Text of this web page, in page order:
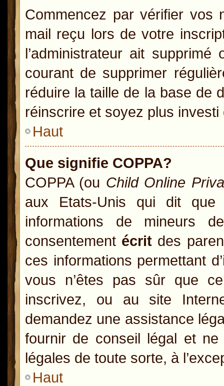
Commencez par vérifier vos
mail reçu lors de votre
l’administrateur ait
courant de supprimer
réduire la taille de la base de
réinscrire et soyez plus
Haut
Que signifie COPPA?
COPPA (ou Child Online
aux Etats-Unis qui dit que
informations de mineurs
consentement écrit des
ces informations permettant
vous n’êtes pas sûr que
inscrivez, ou au site
demandez une assistance
fournir de conseil légal et
légales de toute sorte, à
Haut